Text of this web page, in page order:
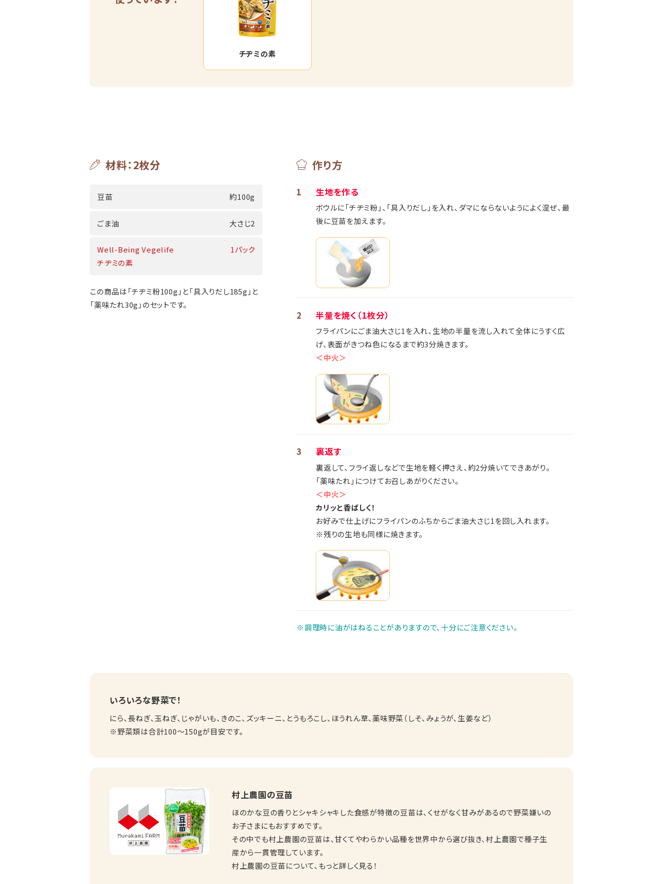
チヂミの素
材料：2枚分
豆苗 約100g
ごま油 大さじ2
Well-Being Vegelife
チヂミの素
1パック
この商品は「チヂミ粉100g」と「具入りだし185g」と
「薬味たれ30g」のセットです。
作り方
1 生地を作る
ボウルに「チヂミ粉」、「具入りだし」を入れ、ダマにならないようによく混ぜ、最
後に豆苗を加えます。
2 半量を焼く（1枚分）
フライパンにごま油大さじ1を入れ、生地の半量を流し入れて全体にうすく広
げ、表面がきつね色になるまで約3分焼きます。
＜中火＞
3 裏返す
裏返して、フライ返しなどで生地を軽く押さえ、約2分焼いてできあがり。
「薬味たれ」につけてお召しあがりください。
＜中火＞
カリッと香ばしく！
お好みで仕上げにフライパンのふちからごま油大さじ1を回し入れます。
※残りの生地も同様に焼きます。
※調理時に油がはねることがありますので、十分にご注意ください。
いろいろな野菜で！
にら、長ねぎ、玉ねぎ、じゃがいも、きのこ、ズッキーニ、とうもろこし、ほうれん草、薬味野菜（しそ、みょうが、生姜など）
※野菜類は合計100～150gが目安です。
村上農園の豆苗
ほのかな豆の香りとシャキシャキした食感が特徴の豆苗は、くせがなく甘みがあるので野菜嫌いの
お子さまにもおすすめです。
その中でも村上農園の豆苗は、甘くてやわらかい品種を世界中から選び抜き、村上農園で種子生
産から一貫管理しています。
村上農園の豆苗について、もっと詳しく見る！